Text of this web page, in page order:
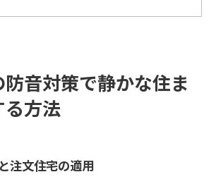
の施工事例とその効果
注文住宅の窓設計のポイント
音対策で静かな住ま
方法
注文住宅の適用